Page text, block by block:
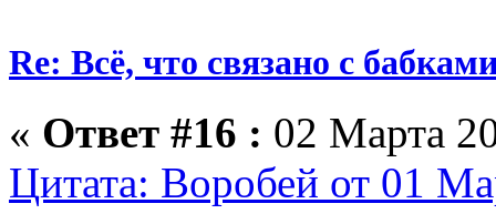
Re: Всё, что связано с
« Ответ #16 : 02 Марта
Цитата: Воробей от 01